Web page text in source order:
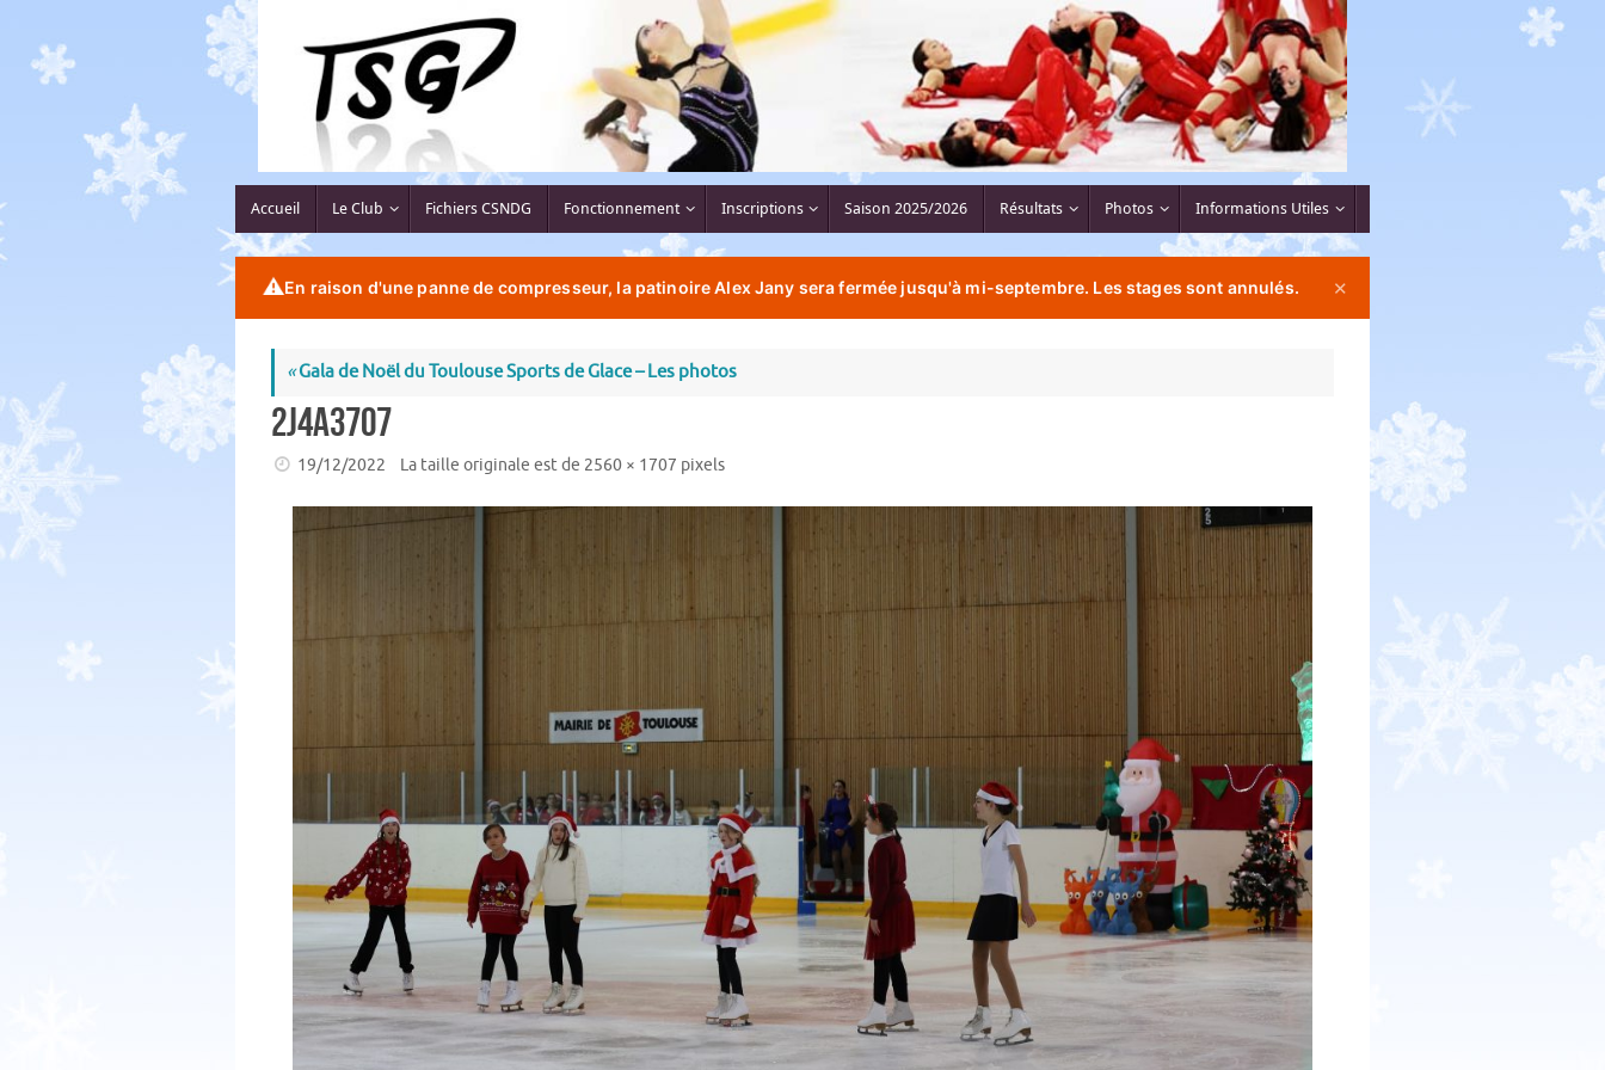
contenu
contenu
Accueil Le Club Fichiers CSNDG Fonctionnement Inscriptions Saison 2025/2026 Résultats Photos Informations Utiles
⚠️En raison d'une panne de compresseur, la patinoire Alex Jany sera fermée jusqu'à mi-septembre. Les stages sont annulés. ✕
«Gala de Noël du Toulouse Sports de Glace – Les photos
2J4A3707
19/12/2022 La taille originale est de 2560 × 1707 pixels